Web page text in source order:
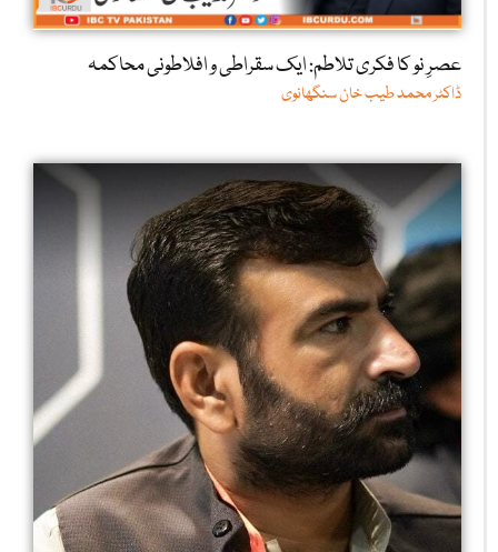
عصرِ نو کا فکری تلاطم: ایک سقراطی و افلاطونی محاکمہ
ڈاکٹر محمد طیب خان سنگھانوی